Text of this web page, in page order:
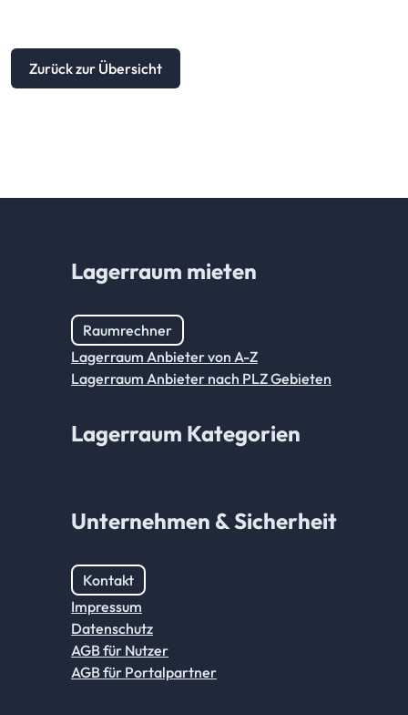
Zurück zur Übersicht
Lagerraum mieten
Raumrechner
Lagerraum Anbieter von A-Z
Lagerraum Anbieter nach PLZ Gebieten
Lagerraum Kategorien
Unternehmen & Sicherheit
Kontakt
Impressum
Datenschutz
AGB für Nutzer
AGB für Portalpartner